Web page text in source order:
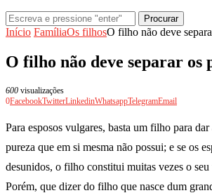
Procurar
Início FamíliaOs filhosO filho não deve
O filho não deve separar os
600 visualizações
0FacebookTwitterLinkedinWhatsappTelegramEmail
Para esposos vulgares, basta um filho para
pureza que em si mesma não possui; e se os
desunidos, o filho constitui muitas vezes o
Porém, que dizer do filho que nasce dum